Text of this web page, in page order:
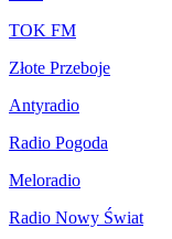
TOK FM
Złote Przeboje
Antyradio
Radio Pogoda
Meloradio
Radio Nowy Świat